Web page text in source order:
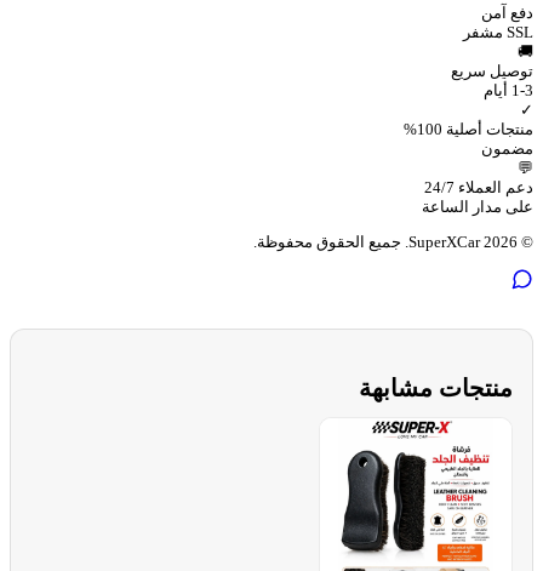
دفع آمن
SSL مشفر
🚚
توصيل سريع
1-3 أيام
✓
منتجات أصلية 100%
مضمون
💬
دعم العملاء 24/7
على مدار الساعة
©
2026
SuperXCar. جميع الحقوق محفوظة.
منتجات مشابهة